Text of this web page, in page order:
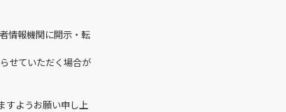
情報機関に開示・転
せていただく場合が
すようお願い申し上